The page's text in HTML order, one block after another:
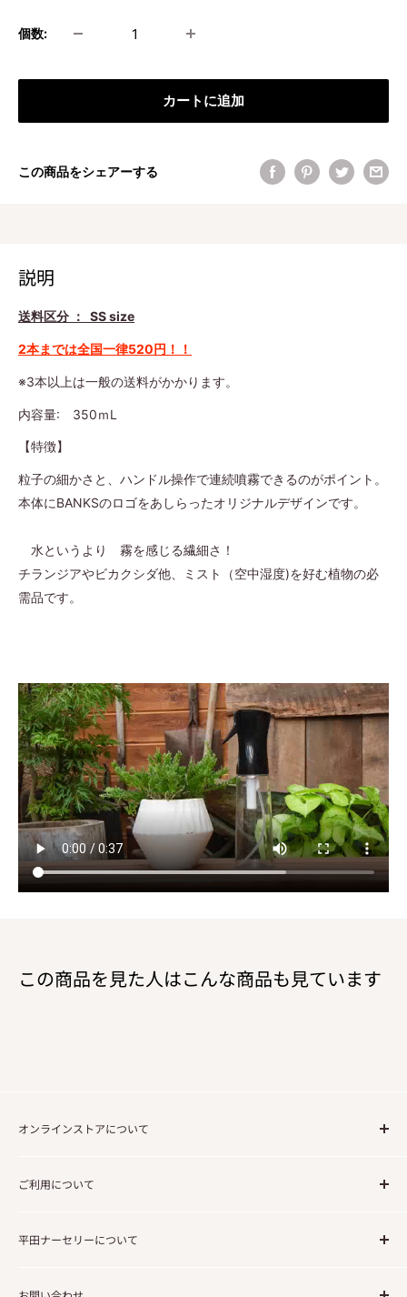
個数:
カートに追加
この商品をシェアーする
説明
送料区分 ： SS size
2本までは全国一律520円！！
※3本以上は一般の送料がかかります。
内容量: 350ｍL
【特徴】
粒子の細かさと、ハンドル操作で連続噴霧できるのがポイント。
本体にBANKSのロゴをあしらったオリジナルデザインです。
水というより 霧を感じる繊細さ！
チランジアやビカクシダ他、ミスト（空中湿度)を好む植物の必
需品です。
この商品を見た人はこんな商品も見ています
オンラインストアについて
送料について
ご利用について
免責事項
平田ナーセリーについて